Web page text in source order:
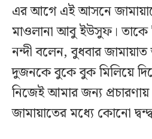
এর আগে এই আসনে
মাওলানা আবু ইউসুফ। তাকে
নন্দী বলেন, বুধবার
দুজনকে বুকে বুক মিলিয়ে
নিজেই আমার জন্য
জামায়াতের মধ্যে কোনো